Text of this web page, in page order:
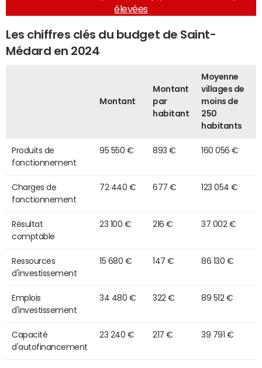
élevées
Les chiffres clés du budget de Saint-
Médard en 2024
Montant
Montant
par
habitant
Moyenne
villages de
moins de
250
habitants
Produits de
fonctionnement
95 550 € 893 € 160 056 €
Charges de
fonctionnement
72 440 € 677 € 123 054 €
Résultat
comptable
23 100 € 216 € 37 002 €
Ressources
d'investissement
15 680 € 147 € 86 130 €
Emplois
d'investissement
34 480 € 322 € 89 512 €
Capacité
d'autofinancement
23 240 € 217 € 39 791 €